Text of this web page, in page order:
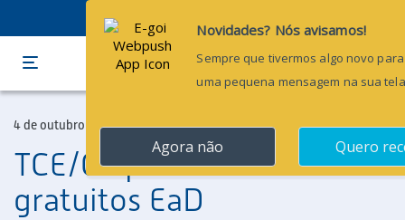
Menu
4 de outubro de 2019
TCE/CE promove cursos
gratuitos EaD